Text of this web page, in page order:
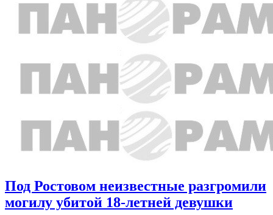
Под Ростовом неизвестные разгромили
могилу убитой 18-летней девушки